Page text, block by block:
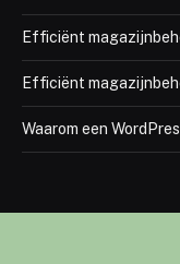
Efficiënt
Efficiënt
Waarom een